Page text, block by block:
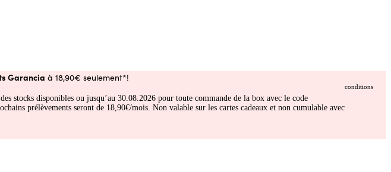
Garancia à 18,90€ seulement*!
conditions
stocks disponibles ou jusqu’au 30.08.2026 pour toute commande de la box avec le code
prélèvements seront de 18,90€/mois. Non valable sur les cartes cadeaux et non cumulable avec